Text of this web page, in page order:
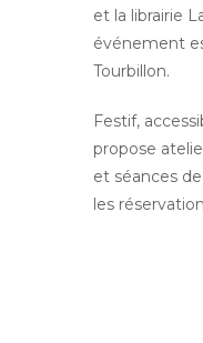
et la librairie
événement
Tourbillon.
Festif,
propose
et séances
les